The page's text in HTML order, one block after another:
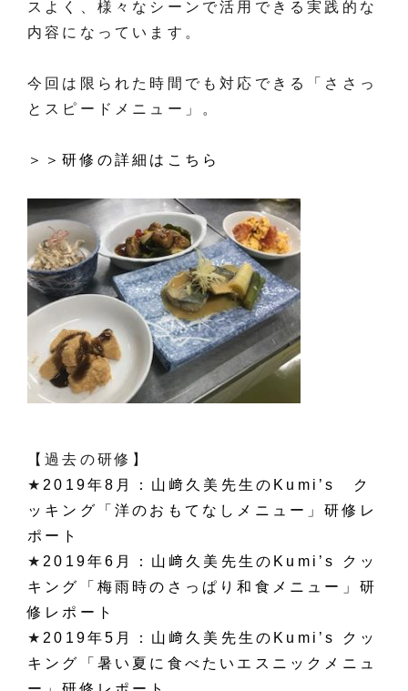
スよく、様々なシーンで活用できる実践的な
内容になっています。
今回は限られた時間でも対応できる「ささっ
とスピードメニュー」。
＞＞研修の詳細はこちら
【過去の研修】
★ 2019年8月：山﨑久美先生のKumi’s ク
ッキング「洋のおもてなしメニュー」研修レ
ポート
★ 2019年6月：山﨑久美先生のKumi’s クッ
キング「梅雨時のさっぱり和食メニュー」研
修レポート
★ 2019年5月：山﨑久美先生のKumi’s クッ
キング「暑い夏に食べたいエスニックメニュ